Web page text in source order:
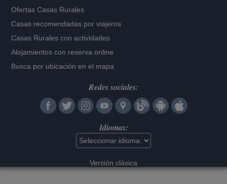
Ofertas Casas Rurales
Casas recomendadas por viajeros
Casas Rurales con actividades
Alojamientos con reserva online
Busca por ubicación en el mapa
Redes sociales:
Idiomas:
Versión clásica